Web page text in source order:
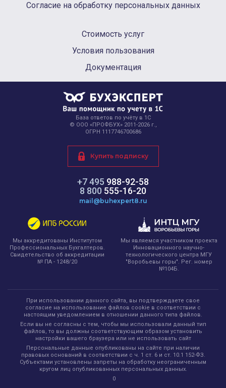
Согласие на обработку персональных данных
Стоимость услуг
Условия пользования
Документация
База ответов по учёту в 1С
© ООО «ПРОФБУХ» 2011-2026 г.,
ОГРН 1117746700686
+7 495 988-92-58
8 800 555-16-20
mail@buhexpert8.ru
Купить подписку
Мы аккредитованы Институтом
Профессиональных Бухгалтеров.
Свидетельство об аккредитации
№ ПА - 1248/20
Мы являемся участником проекта
Инновационного научно-
технологического центра МГУ
"Воробьевы горы". Рег. номер
№104Б.
При использовании данного сайта, вы подтверждаете свое
согласие на использование файлов cookie в соответствии с
настоящим уведомлением в отношении данного типа файлов.
Если вы не согласны с тем, чтобы мы использовали данный тип
файлов, то вы должны соответствующим образом установить
настройки вашего браузера или не использовать сайт
Персональные данные опубликованы на сайте при наличии
правовых оснований в соответствии с ч. 1 ст. 6 и ст. 10.1 152-ФЗ.
Субъектами установлены запреты на обработку неограниченным
кругом лиц опубликованных персональных данных.
0